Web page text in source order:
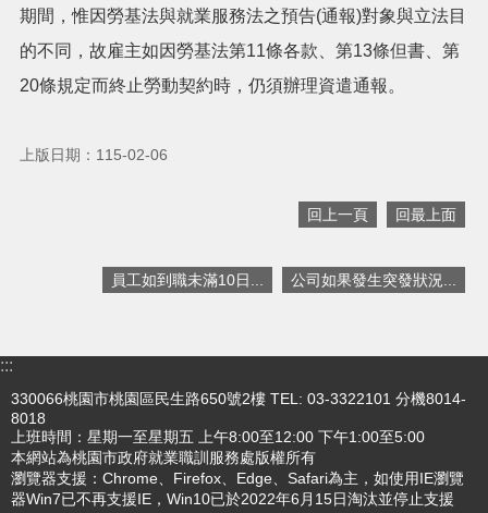
階
訊
告
資
便
民
服
務
期間，惟因勞基法與就業服務法之預告(通報)對象與立法目
的不同，故雇主如因勞基法第11條各款、第13條但書、第
20條規定而終止勞動契約時，仍須辦理資遣通報。
上版日期：115-02-06
回上一頁 回最上面
員工如到職未滿10日... 公司如果發生突發狀況...
:::
330066桃園市桃園區民生路650號2樓 TEL: 03-3322101 分機8014-
8018
上班時間：星期一至星期五 上午8:00至12:00 下午1:00至5:00
本網站為桃園市政府就業職訓服務處版權所有
瀏覽器支援：Chrome、Firefox、Edge、Safari為主，如使用IE瀏覽
器Win7已不再支援IE，Win10已於2022年6月15日淘汰並停止支援